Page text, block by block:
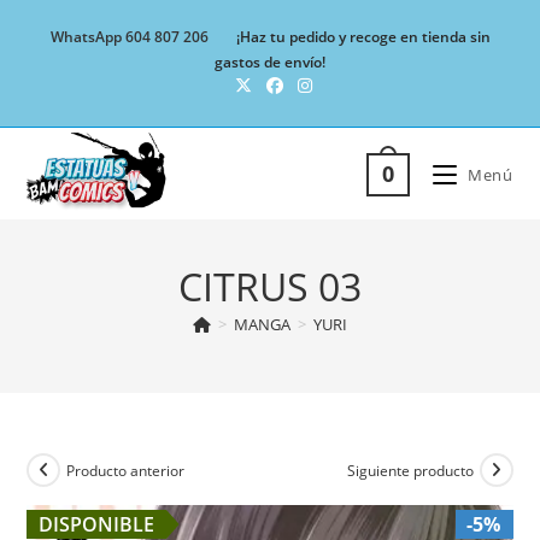
WhatsApp 604 807 206
¡Haz tu pedido y recoge en tienda sin
gastos de envío!
0 Menú
CITRUS 03
> MANGA > YURI
Producto anterior Siguiente producto
DISPONIBLE -5%